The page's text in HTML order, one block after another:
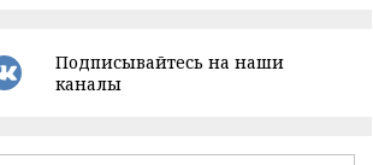
Подписывайтесь на наши
каналы